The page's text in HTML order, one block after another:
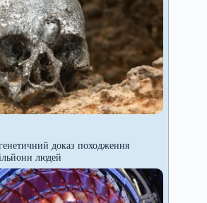
доказ походження
людей